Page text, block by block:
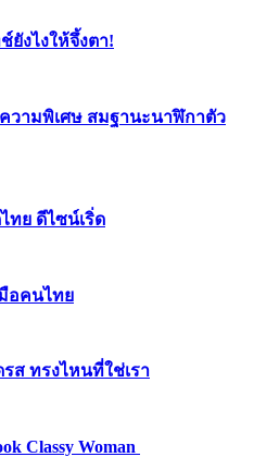
ยังไงให้จึ้งตา!
ความพิเศษ สมฐานะนาฬิกาตัว
ทย ดีไซน์เริ่ด
อคนไทย
รส ทรงไหนที่ใช่เรา
Classy Woman